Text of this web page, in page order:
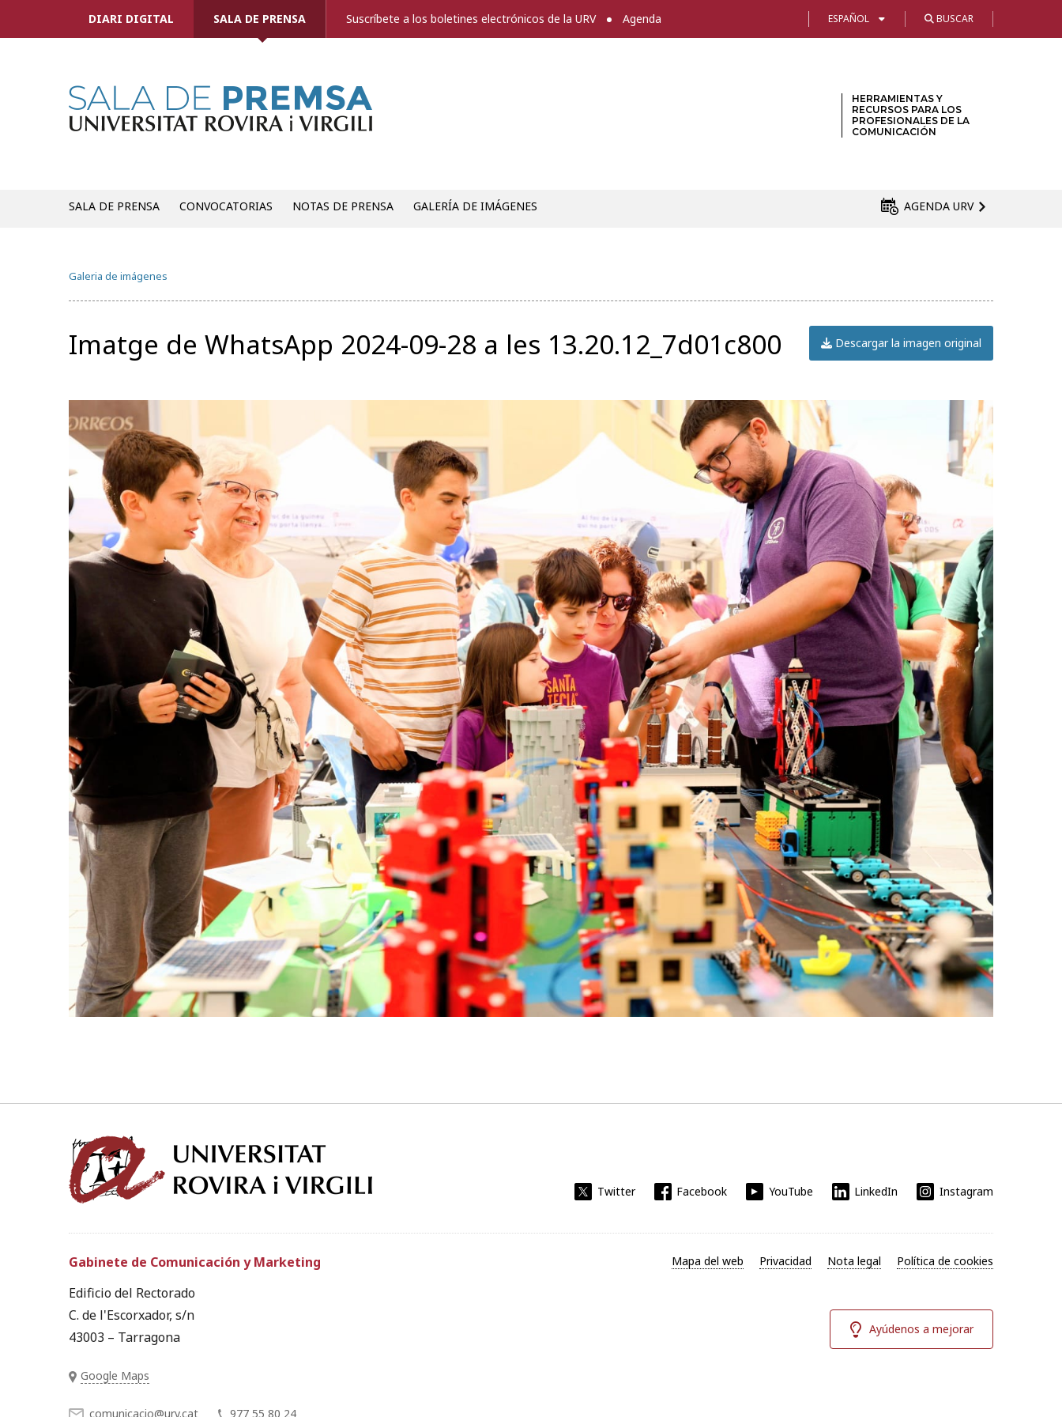
DIARI DIGITAL SALA DE PRENSA Suscríbete a los boletines electrónicos de la URV Agenda ESPAÑOL BUSCAR
HERRAMIENTAS Y
RECURSOS PARA LOS
PROFESIONALES DE LA
COMUNICACIÓN
SALA DE PRENSA CONVOCATORIAS NOTAS DE PRENSA GALERÍA DE IMÁGENES AGENDA URV
Galeria de imágenes
Imatge de WhatsApp 2024-09-28 a les 13.20.12_7d01c800 Descargar la imagen original
Twitter Facebook YouTube LinkedIn Instagram
Gabinete de Comunicación y Marketing
Edificio del Rectorado
C. de l'Escorxador, s/n
43003 – Tarragona
Google Maps
comunicacio@urv.cat 977 55 80 24
Mapa del web Privacidad Nota legal Política de cookies
Ayúdenos a mejorar